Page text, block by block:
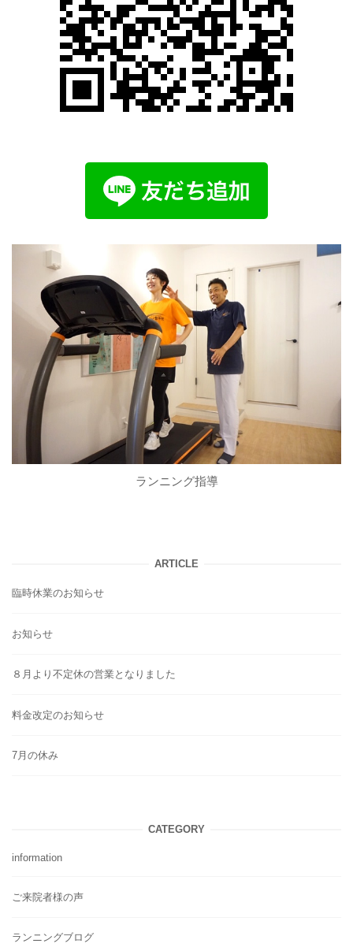
ランニング指導
ARTICLE
臨時休業のお知らせ
お知らせ
８月より不定休の営業となりました
料金改定のお知らせ
7月の休み
CATEGORY
information
ご来院者様の声
ランニングブログ